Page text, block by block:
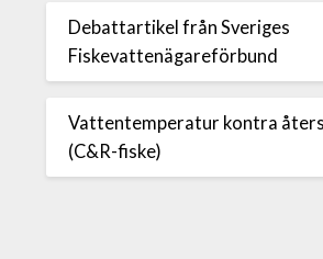
Debattartikel från Sveriges
Fiskevattenägareförbund
Vattentemperatur kontra
(C&R-fiske)